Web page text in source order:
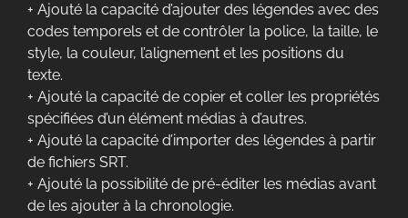
+ Ajouté la capacité d’ajouter des légendes avec des
codes temporels et de contrôler la police, la taille, le
style, la couleur, l’alignement et les positions du
texte.
+ Ajouté la capacité de copier et coller les propriétés
spécifiées d’un élément médias à d’autres.
+ Ajouté la capacité d’importer des légendes à partir
de fichiers SRT.
+ Ajouté la possibilité de pré-éditer les médias avant
de les ajouter à la chronologie.